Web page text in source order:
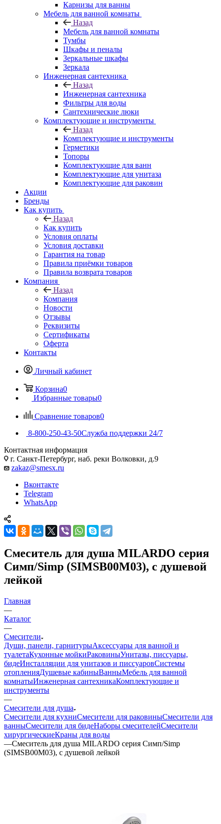
Карнизы для ванны
Мебель для ванной комнаты
Назад
Мебель для ванной комнаты
Тумбы
Шкафы и пеналы
Зеркальные шкафы
Зеркала
Инженерная сантехника
Назад
Инженерная сантехника
Фильтры для воды
Сантехнические люки
Комплектующие и инструменты
Назад
Комплектующие и инструменты
Герметики
Топоры
Комплектующие для ванн
Комплектующие для унитаза
Комплектующие для раковин
Акции
Бренды
Как купить
Назад
Как купить
Условия оплаты
Условия доставки
Гарантия на товар
Правила приёмки товаров
Правила возврата товаров
Компания
Назад
Компания
Новости
Отзывы
Реквизиты
Сертификаты
Оферта
Контакты
Личный кабинет
Корзина0
Избранные товары0
Сравнение товаров0
8-800-250-43-50Служба поддержки 24/7
Контактная информация
г. Санкт-Петербург, наб. реки Волковки, д.9
zakaz@smesx.ru
Вконтакте
Telegram
WhatsApp
Смеситель для душа MILARDO серия
Симп/Simp (SIMSB00M03), с душевой
лейкой
Главная
—
Каталог
—
Смесители
Души, панели, гарнитурыАксессуары для ванной и
туалетаКухонные мойкиРаковиныУнитазы, писсуары,
бидеИнсталляции для унитазов и писсуаровСистемы
отопленияДушевые кабиныВанныМебель для ванной
комнатыИнженерная сантехникаКомплектующие и
инструменты
—
Смесители для душа
Смесители для кухниСмесители для раковиныСмесители для
ванныСмесители для бидеНаборы смесителейСмесители
хирургическиеКраны для воды
—Смеситель для душа MILARDO серия Симп/Simp
(SIMSB00M03), с душевой лейкой